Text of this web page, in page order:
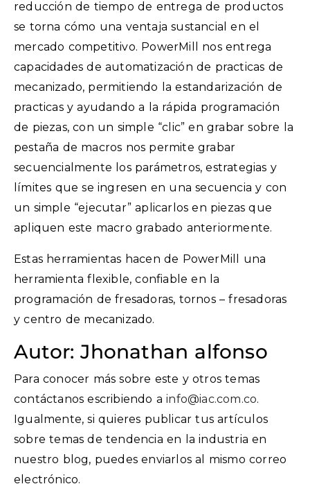
reducción de tiempo de entrega de productos
se torna cómo una ventaja sustancial en el
mercado competitivo. PowerMill nos entrega
capacidades de automatización de practicas de
mecanizado, permitiendo la estandarización de
practicas y ayudando a la rápida programación
de piezas, con un simple “clic” en grabar sobre la
pestaña de macros nos permite grabar
secuencialmente los parámetros, estrategias y
límites que se ingresen en una secuencia y con
un simple “ejecutar” aplicarlos en piezas que
apliquen este macro grabado anteriormente.
Estas herramientas hacen de PowerMill una
herramienta flexible, confiable en la
programación de fresadoras, tornos – fresadoras
y centro de mecanizado.
Autor:Jhonathan alfonso
Para conocer más sobre este y otros temas
contáctanos escribiendo ainfo@iac.com.co.
Igualmente, si quieres publicar tus artículos
sobre temas de tendencia en la industria en
nuestro blog, puedes enviarlos al mismo correo
electrónico.